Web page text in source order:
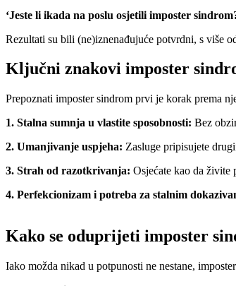
‘Jeste li ikada na poslu osjetili imposter
Rezultati su bili (ne)iznenađujuće potvrdni, s više
Ključni znakovi imposter
Prepoznati imposter sindrom prvi je korak prema
1. Stalna sumnja u vlastite sposobnosti: Bez
2. Umanjivanje uspjeha: Zasluge pripisujete
3. Strah od razotkrivanja: Osjećate kao da živite
4. Perfekcionizam i potreba za stalnim
Kako se oduprijeti imposter
Iako možda nikad u potpunosti ne nestane,